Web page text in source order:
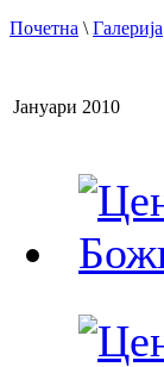
Почетна \Галерија
Јануари 2010